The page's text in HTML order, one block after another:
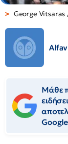
George Vitsaras
Μάθε
Google